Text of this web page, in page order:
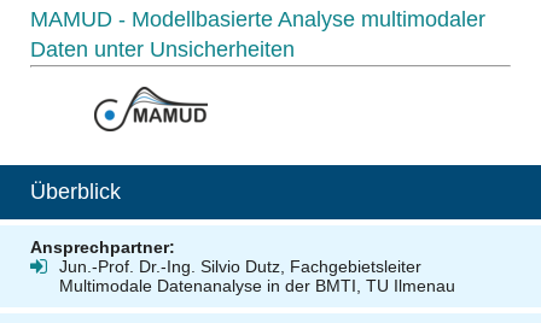
MAMUD - Modellbasierte Analyse multimodaler
Daten unter Unsicherheiten
Überblick
Ansprechpartner:
Jun.-Prof. Dr.-Ing. Silvio Dutz, Fachgebietsleiter
Multimodale Datenanalyse in der BMTI, TU Ilmenau